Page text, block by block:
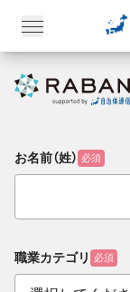
お名前（姓） 必須
職業カテゴリ 必須